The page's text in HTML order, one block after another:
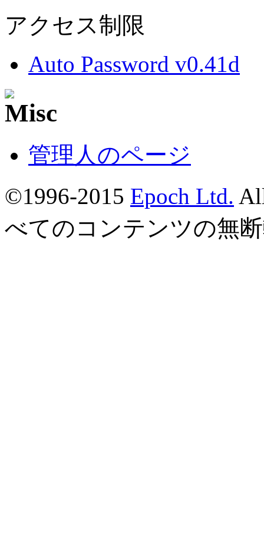
アクセス制限
Auto Password v0.41d
管理人のページ
©1996-2015 Epoch Ltd.
べてのコンテンツの無